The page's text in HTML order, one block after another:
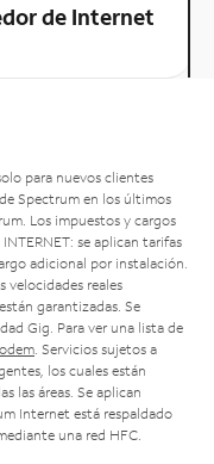
de Internet
para nuevos clientes
Spectrum en los últimos
Los impuestos y cargos
se aplican tarifas
adicional por instalación.
velocidades reales
garantizadas. Se
Gig. Para ver una lista de
. Servicios sujetos a
los cuales están
las áreas. Se aplican
Internet está respaldado
una red HFC.